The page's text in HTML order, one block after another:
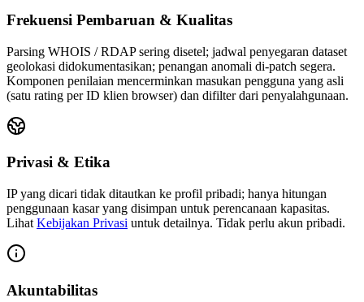
Frekuensi Pembaruan & Kualitas
Parsing WHOIS / RDAP sering disetel; jadwal penyegaran dataset
geolokasi didokumentasikan; penangan anomali di‑patch segera.
Komponen penilaian mencerminkan masukan pengguna yang asli
(satu rating per ID klien browser) dan difilter dari penyalahgunaan.
Privasi & Etika
IP yang dicari tidak ditautkan ke profil pribadi; hanya hitungan
penggunaan kasar yang disimpan untuk perencanaan kapasitas.
Lihat Kebijakan Privasi untuk detailnya. Tidak perlu akun pribadi.
Akuntabilitas